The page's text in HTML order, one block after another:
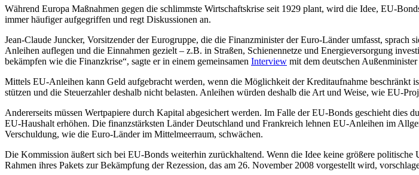
Während Europa Maßnahmen gegen die schlimmste Wirtschaftskrise seit 1929 plant, wird die Idee, EU-
immer häufiger aufgegriffen und regt Diskussionen an.
Jean-Claude Juncker, Vorsitzender der Eurogruppe, die die Finanzminister der Euro-Länder umfasst,
Anleihen auflegen und die Einnahmen gezielt – z.B. in Straßen, Schienennetze und Energieversorgung
bekämpfen wie die Finanzkrise“, sagte er in einem gemeinsamen Interview mit dem deutschen
Mittels EU-Anleihen kann Geld aufgebracht werden, wenn die Möglichkeit der Kreditaufnahme beschränkt
stützen und die Steuerzahler deshalb nicht belasten. Anleihen würden deshalb die Art und Weise, wie EU-
Andererseits müssen Wertpapiere durch Kapital abgesichert werden. Im Falle der EU-Bonds geschieht
EU-Haushalt erhöhen. Die finanzstärksten Länder Deutschland und Frankreich lehnen EU-Anleihen im
Verschuldung, wie die Euro-Länder im Mittelmeerraum, schwächen.
Die Kommission äußert sich bei EU-Bonds weiterhin zurückhaltend. Wenn die Idee keine größere
Rahmen ihres Pakets zur Bekämpfung der Rezession, das am 26. November 2008 vorgestellt wird,